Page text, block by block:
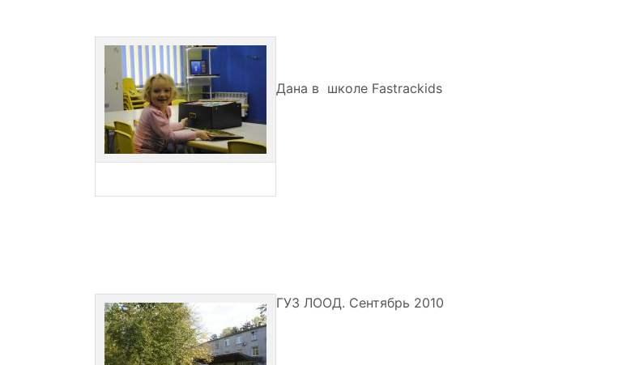
Дана в школе Fastrackids
ГУЗ ЛООД. Сентябрь 2010